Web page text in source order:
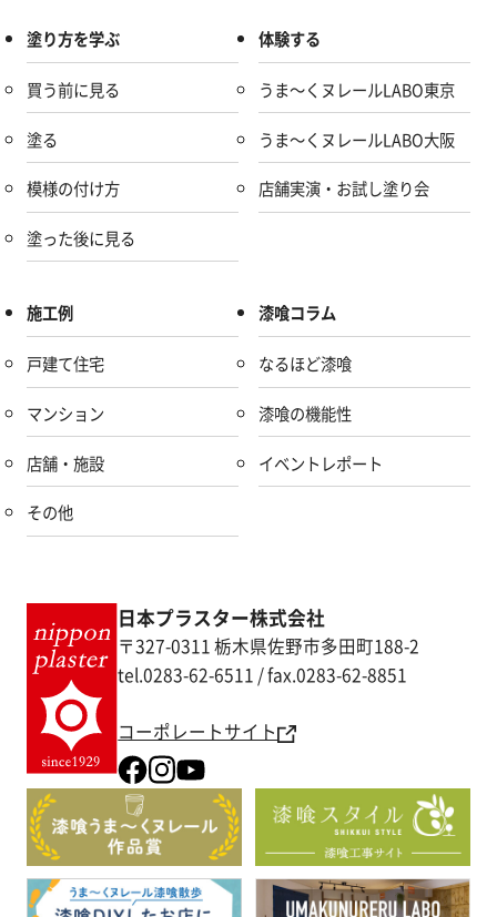
塗り方を学ぶ
買う前に見る
塗る
模様の付け方
塗った後に見る
体験する
うま～くヌレールLABO東京
うま～くヌレールLABO大阪
店舗実演・お試し塗り会
施工例
戸建て住宅
マンション
店舗・施設
その他
漆喰コラム
なるほど漆喰
漆喰の機能性
イベントレポート
日本プラスター株式会社
〒327-0311 栃木県佐野市多田町188-2
tel.0283-62-6511 / fax.0283-62-8851
コーポレートサイト